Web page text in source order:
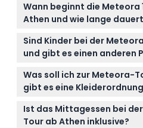
Wann beginnt die Meteora
Athen und wie lange
Die Tour startet
morgens von Athen und
Stunden, mit Rückkehr am
vorbehalten – bitte
Buchung).
Sind Kinder bei der
und gibt es einen anderen
Ja, Kinder ab 13 Jahren
Erwachsenenpreis, während
kostenlos teilnehmen
Kinder bei der Online-
Was soll ich zur Meteora-
gibt es eine
Bringen Sie Ohrhörer und
den Audioguide zu nutzen,
Ist das Mittagessen bei
Tour ab Athen inklusive?